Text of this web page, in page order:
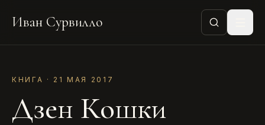
Иван Сурвилло
КНИГА · 21 МАЯ 2017
Дзен Кошки